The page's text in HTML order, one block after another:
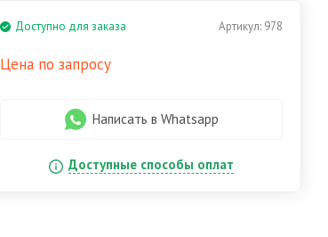
Артикул: 978
Доступно для заказа
Цена по запросу
Написать в Whatsapp
Доступные способы оплат